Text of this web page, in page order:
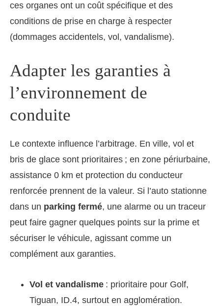
ces organes ont un coût spécifique et des
conditions de prise en charge à respecter
(dommages accidentels, vol, vandalisme).
Adapter les garanties à
l’environnement de
conduite
Le contexte influence l’arbitrage. En ville, vol et
bris de glace sont prioritaires ; en zone périurbaine,
assistance 0 km et protection du conducteur
renforcée prennent de la valeur. Si l’auto stationne
dans un parking fermé, une alarme ou un traceur
peut faire gagner quelques points sur la prime et
sécuriser le véhicule, agissant comme un
complément aux garanties.
Vol et vandalisme : prioritaire pour Golf,
Tiguan, ID.4, surtout en agglomération.